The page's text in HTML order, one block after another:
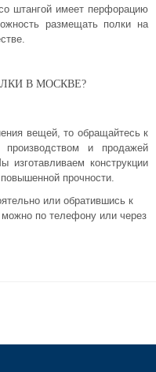
штангой имеет перфорацию
размещать полки на
В МОСКВЕ?
вещей, то обращайтесь к
и продажей
конструкции
прочности.
или обратившись к
по телефону или через